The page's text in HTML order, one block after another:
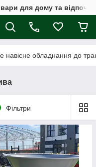
для дому та
навісне обладнання до
Фільтри